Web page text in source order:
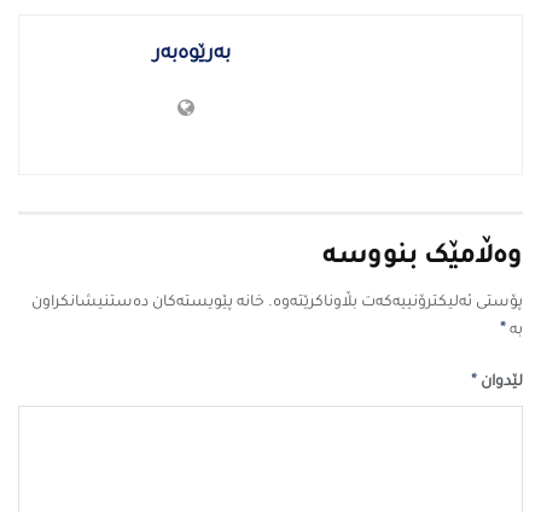
بەرێوەبەر
وەڵامێک بنووسە
پۆستی ئەلیکترۆنییەکەت بڵاوناکرێتەوە. خانە پێویستەکان دەستنیشانکراون
بە *
لێدوان *